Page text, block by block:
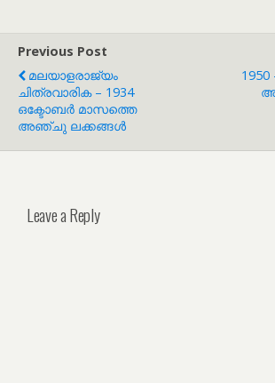
Previous Post
മലയാളരാജ്യം
ചിത്രവാരിക – 1934
ഒക്ടോബർ മാസത്തെ
അഞ്ചു ലക്കങ്ങൾ
Leave a Reply